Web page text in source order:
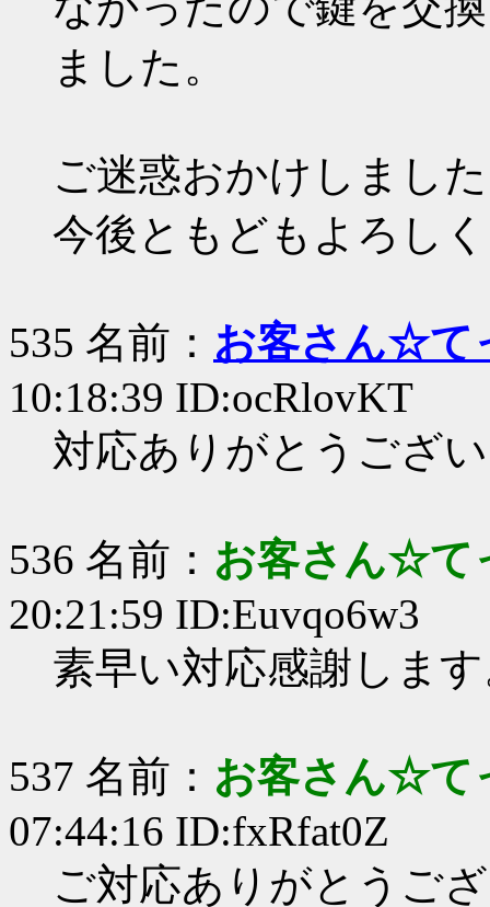
ました。
ご迷惑おかけしまし
今後ともどもよろし
535 名前： お客さん☆て
10:18:39 ID:ocRlovKT
対応ありがとうござ
536 名前： お客さん☆て
20:21:59 ID:Euvqo6w3
素早い対応感謝しま
537 名前： お客さん☆て
07:44:16 ID:fxRfat0Z
ご対応ありがとうご